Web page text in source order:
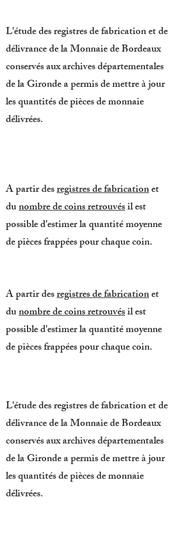
L'étude des registres de fabrication et de
délivrance de la Monnaie de Bordeaux
conservés aux archives départementales
de la Gironde a permis de mettre à jour
les quantités de pièces de monnaie
délivrées.
L'étude des registres de fabrication et de
délivrance de la Monnaie de Bordeaux
conservés aux archives départementales
de la Gironde a permis de mettre à jour
les quantités de pièces de monnaie
délivrées.
A partir desregistres de fabricationet
dunombre de coins retrouvésil est
possible d'estimer la quantité moyenne
de pièces frappées pour chaque coin.
A partir desregistres de fabricationet
dunombre de coins retrouvésil est
possible d'estimer la quantité moyenne
de pièces frappées pour chaque coin.